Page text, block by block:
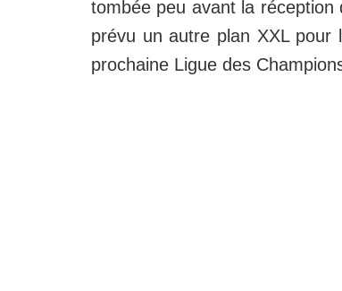
tombée peu avant la
prévu un autre plan XXL pour
prochaine Ligue des